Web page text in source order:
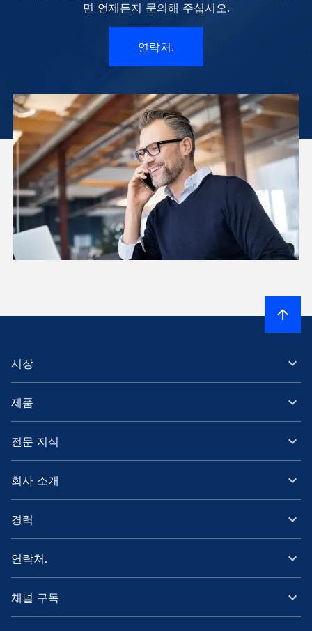
면 언제든지 문의해 주십시오.
연락처.
시장
제품
전문 지식
회사 소개
경력
연락처.
채널 구독